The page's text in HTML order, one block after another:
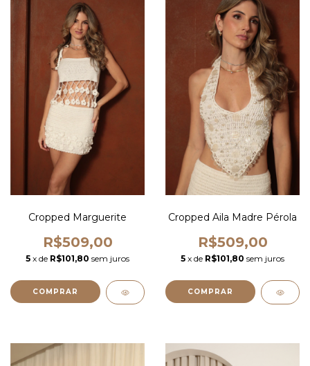
Cropped Marguerite
R$509,00
5 x de R$101,80 sem juros
COMPRAR
Cropped Aila Madre Pérola
R$509,00
5 x de R$101,80 sem juros
COMPRAR